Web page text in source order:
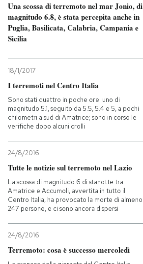
Una scossa di terremoto nel mar Jonio, di
magnitudo 6.8, è stata percepita anche in
Puglia, Basilicata, Calabria, Campania e
Sicilia
18/1/2017
I terremoti nel Centro Italia
Sono stati quattro in poche ore: uno di
magnitudo 5.1, seguito da 5.5, 5.4 e 5, a pochi
chilometri a sud di Amatrice; sono in corso le
verifiche dopo alcuni crolli
24/8/2016
Tutte le notizie sul terremoto nel Lazio
La scossa di magnitudo 6 di stanotte tra
Amatrice e Accumoli, avvertita in tutto il
Centro Italia, ha provocato la morte di almeno
247 persone, e ci sono ancora dispersi
24/8/2016
Terremoto: cosa è successo mercoledì